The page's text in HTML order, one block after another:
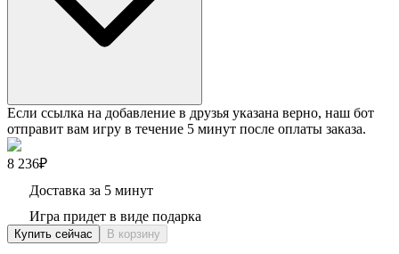
Если ссылка на добавление в друзья указана верно, наш бот
отправит вам игру в течение 5 минут после оплаты заказа.
8 236₽
Доставка за 5 минут
Игра придет в виде подарка
Купить сейчас В корзину